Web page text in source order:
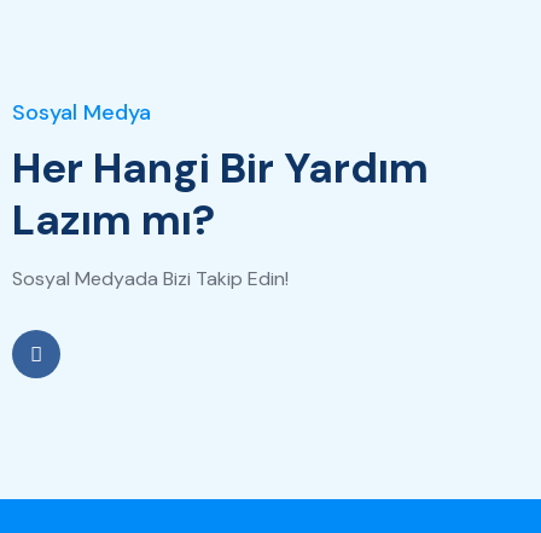
Sosyal Medya
Her Hangi Bir Yardım
Lazım mı?
Sosyal Medyada Bizi Takip Edin!